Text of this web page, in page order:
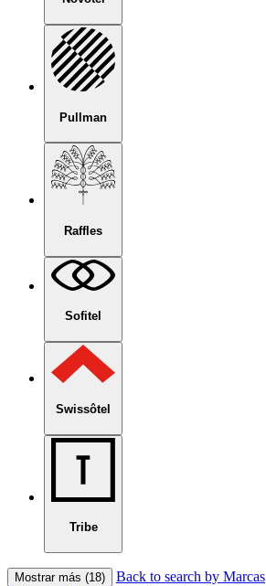
Pullman
Raffles
Sofitel
Swissôtel
Tribe
Mostrar más (18)
Back to search by Marcas